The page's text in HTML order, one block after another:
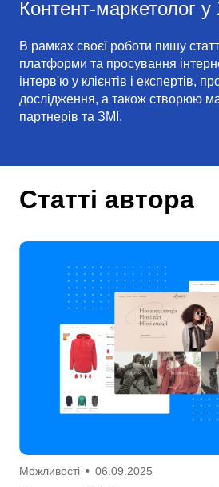
Контент-маркетолог
В рамках своєї роботи пишу
платформи та просування
інтерв'ю у клієнтів і експертів,
дослідження, а також створюю
партнерів та ЗМІ.
Cтатті автора
Можливості • 06.09.2025